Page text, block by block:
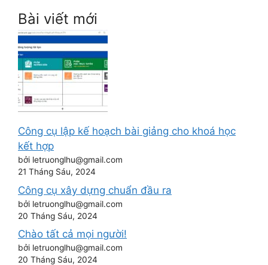
Bài viết mới
Công cụ lập kế hoạch bài giảng cho khoá học
kết hợp
bởi letruonglhu@gmail.com
21 Tháng Sáu, 2024
Công cụ xây dựng chuẩn đầu ra
bởi letruonglhu@gmail.com
20 Tháng Sáu, 2024
Chào tất cả mọi người!
bởi letruonglhu@gmail.com
20 Tháng Sáu, 2024